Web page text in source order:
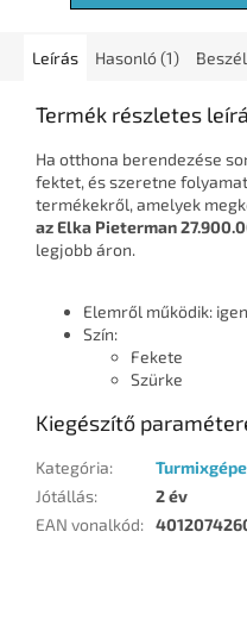
Leírás Hasonló (1)
Termék részletes
Ha otthona berendezése
fektet, és szeretne
termékekről, amelyek
az Elka Pieterman
legjobb áron.
Elemről működik: igen
Szín:
Fekete
Szürke
Kiegészítő
Kategória:
Jótállás:
2 év
EAN vonalkód: